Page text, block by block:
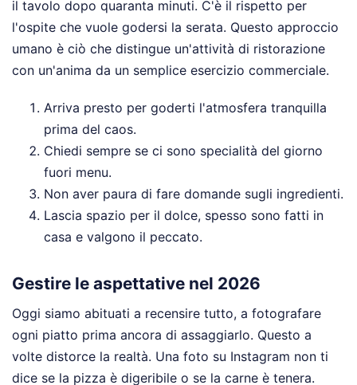
il tavolo dopo quaranta minuti. C'è il rispetto per
l'ospite che vuole godersi la serata. Questo approccio
umano è ciò che distingue un'attività di ristorazione
con un'anima da un semplice esercizio commerciale.
Arriva presto per goderti l'atmosfera tranquilla
prima del caos.
Chiedi sempre se ci sono specialità del giorno
fuori menu.
Non aver paura di fare domande sugli ingredienti.
Lascia spazio per il dolce, spesso sono fatti in
casa e valgono il peccato.
Gestire le aspettative nel 2026
Oggi siamo abituati a recensire tutto, a fotografare
ogni piatto prima ancora di assaggiarlo. Questo a
volte distorce la realtà. Una foto su Instagram non ti
dice se la pizza è digeribile o se la carne è tenera.